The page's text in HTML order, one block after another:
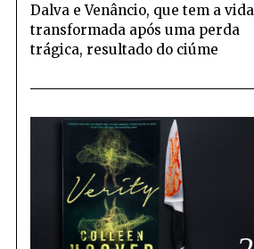
Dalva e Venâncio, que tem a vida
transformada após uma perda
trágica, resultado do ciúme